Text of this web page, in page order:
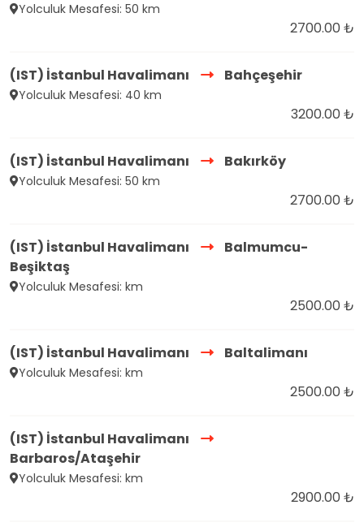
Yolculuk Mesafesi: 50 km
2700.00 ₺
(IST) İstanbul Havalimanı Bahçeşehir
Yolculuk Mesafesi: 40 km
3200.00 ₺
(IST) İstanbul Havalimanı Bakırköy
Yolculuk Mesafesi: 50 km
2700.00 ₺
(IST) İstanbul Havalimanı
Balmumcu-
Beşiktaş
Yolculuk Mesafesi: km
2500.00 ₺
(IST) İstanbul Havalimanı Baltalimanı
Yolculuk Mesafesi: km
2500.00 ₺
(IST) İstanbul Havalimanı
Barbaros/Ataşehir
Yolculuk Mesafesi: km
2900.00 ₺